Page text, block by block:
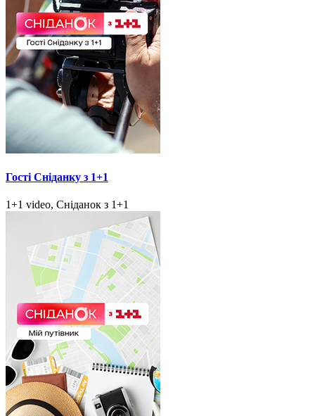
Гості Сніданку з 1+1
1+1 video, Сніданок з 1+1